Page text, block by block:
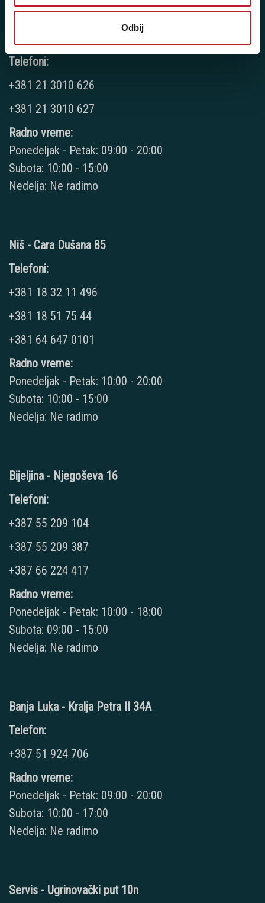
Odbij
Telefoni:
+381 21 3010 626
+381 21 3010 627
Radno vreme:
Ponedeljak - Petak: 09:00 - 20:00
Subota: 10:00 - 15:00
Nedelja: Ne radimo
Niš - Cara Dušana 85
Telefoni:
+381 18 32 11 496
+381 18 51 75 44
+381 64 647 0101
Radno vreme:
Ponedeljak - Petak: 10:00 - 20:00
Subota: 10:00 - 15:00
Nedelja: Ne radimo
Bijeljina - Njegoševa 16
Telefoni:
+387 55 209 104
+387 55 209 387
+387 66 224 417
Radno vreme:
Ponedeljak - Petak: 10:00 - 18:00
Subota: 09:00 - 15:00
Nedelja: Ne radimo
Banja Luka - Kralja Petra II 34A
Telefon:
+387 51 924 706
Radno vreme:
Ponedeljak - Petak: 09:00 - 20:00
Subota: 10:00 - 17:00
Nedelja: Ne radimo
Servis - Ugrinovački put 10n